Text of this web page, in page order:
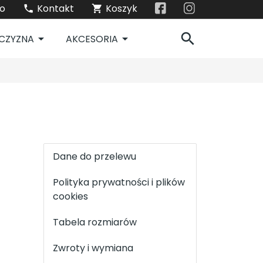
local_phone Kontakt shopping_cart Koszyk
arrow_drop_down AKCESORIA arrow_drop_down search
Dane do przelewu
Polityka prywatności i plików
cookies
Tabela rozmiarów
Zwroty i wymiana